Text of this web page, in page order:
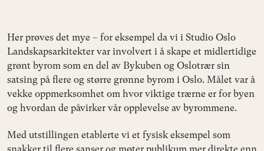
Her prøves det mye – for eksempel da vi i Studio Oslo
Landskapsarkitekter var involvert i å skape et midlertidige
grønt byrom som en del av Bykuben og Oslotrær sin
satsing på flere og større grønne byrom i Oslo. Målet var å
vekke oppmerksomhet om hvor viktige trærne er for byen
og hvordan de påvirker vår opplevelse av byrommene.
Med utstillingen etablerte vi et fysisk eksempel som
snakker til flere sanser og møter publikum mer direkte enn